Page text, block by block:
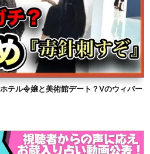
テル令嬢と美術館デート？Vのウィバー